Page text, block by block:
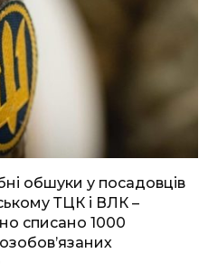
обшуки у посадовців
ТЦК і ВЛК –
списано 1000